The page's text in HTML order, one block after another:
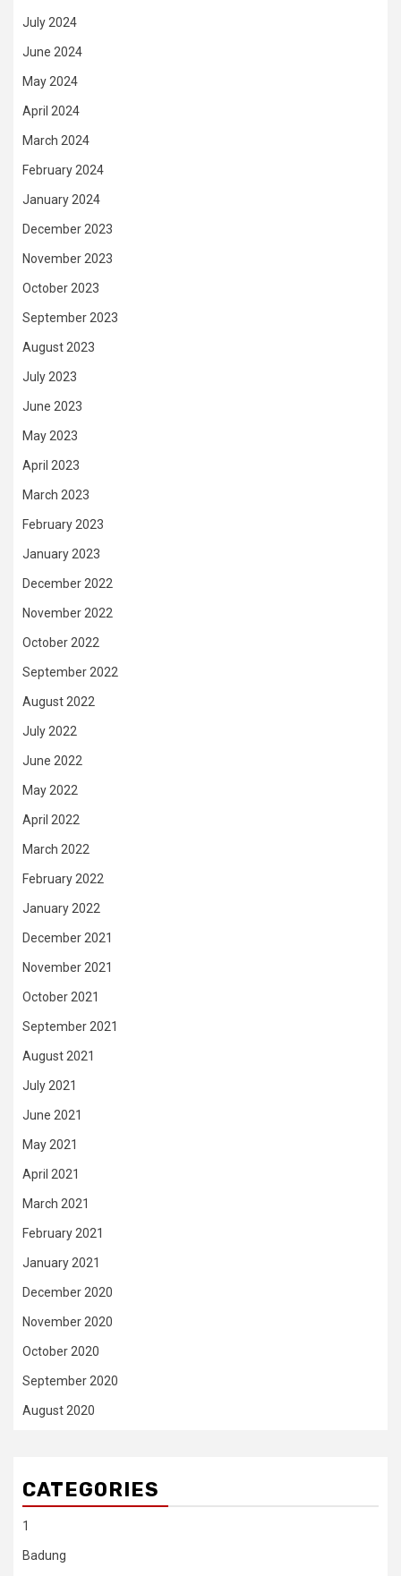
July 2024
June 2024
May 2024
April 2024
March 2024
February 2024
January 2024
December 2023
November 2023
October 2023
September 2023
August 2023
July 2023
June 2023
May 2023
April 2023
March 2023
February 2023
January 2023
December 2022
November 2022
October 2022
September 2022
August 2022
July 2022
June 2022
May 2022
April 2022
March 2022
February 2022
January 2022
December 2021
November 2021
October 2021
September 2021
August 2021
July 2021
June 2021
May 2021
April 2021
March 2021
February 2021
January 2021
December 2020
November 2020
October 2020
September 2020
August 2020
CATEGORIES
1
Badung